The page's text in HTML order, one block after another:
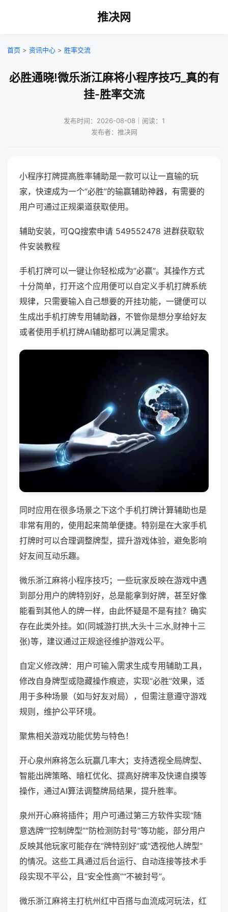
推决网
首页 > 资讯中心 > 胜率交流
必胜通晓!微乐浙江麻将小程序技巧_真的有
挂-胜率交流
发布时间：2026-08-08｜阅读：1
发布者：推决网
小程序打牌提高胜率辅助是一款可以让一直输的玩
家，快速成为一个“必胜”的输赢辅助神器，有需要的
用户可通过正规渠道获取使用。
辅助安装，可QQ搜索申请 549552478 进群获取软
件安装教程
手机打牌可以一键让你轻松成为“必赢”。其操作方式
十分简单，打开这个应用便可以自定义手机打牌系统
规律，只需要输入自己想要的开挂功能，一键便可以
生成出手机打牌专用辅助器，不管你是想分享给好友
或者使用手机打牌AI辅助都可以满足需求。
同时应用在很多场景之下这个手机打牌计算辅助也是
非常有用的，使用起来简单便捷。特别是在大家手机
打牌时可以合理调整牌型，提升游戏体验，避免影响
好友间互动乐趣。
微乐浙江麻将小程序技巧；一些玩家反映在游戏中遇
到部分用户的牌特别好，总是能拿到好牌，甚至好像
能看到其他人的牌一样，由此怀疑是不是有挂？确实
存在此类外挂。如(同城游打拱,大头十三水,财神十三
张)等，建议通过正规途径维护游戏公平。
自定义修改牌：用户可输入需求生成专用辅助工具，
修改自身牌型或隐藏操作痕迹，实现“必胜”效果，适
用于多种场景（如与好友对局），但需注意遵守游戏
规则，维护公平环境。
聚焦相关游戏功能优势与特色！
开心泉州麻将怎么玩赢几率大；支持透视全局牌型、
智能出牌策略、暗杠优化、提高好牌率及快速自摸等
操作，通过AI算法调整牌局结果，提升胜率。
泉州开心麻将插件；用户可通过第三方软件实现“随
意选牌”“控制牌型”“防检测防封号”等功能，部分用户
反映其他玩家可能存在“牌特别好”或“透视他人牌型”
的情况。这些工具通过后台运行、自动连接等技术手
段实现不平公，且“安全性高”“不被封号”。
微乐浙江麻将主打杭州红中百搭与血流成河玩法，红